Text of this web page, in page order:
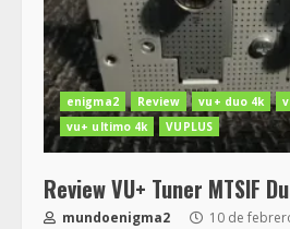
enigma2 Review vu+ duo 4k
vu+ ultimo 4k
VUPLUS
Review VU+ Tuner MTSIF
mundoenigma2 10 de